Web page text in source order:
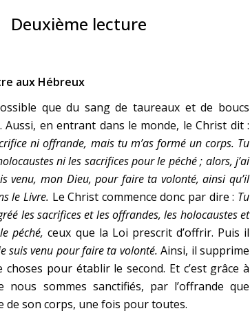
Deuxième lecture
aux Hébreux
que du sang de taureaux et de boucs
Aussi, en entrant dans le monde, le Christ dit :
ni offrande, mais tu m’as formé un corps. Tu
ni les sacrifices pour le péché ; alors, j’ai
venu, mon Dieu, pour faire ta volonté, ainsi qu’il
le Livre. Le Christ commence donc par dire : Tu
les sacrifices et les offrandes, les holocaustes et
péché, ceux que la Loi prescrit d’offrir. Puis il
suis venu pour faire ta volonté. Ainsi, il supprime
pour établir le second. Et c’est grâce à
nous sommes sanctifiés, par l’offrande que
de son corps, une fois pour toutes.